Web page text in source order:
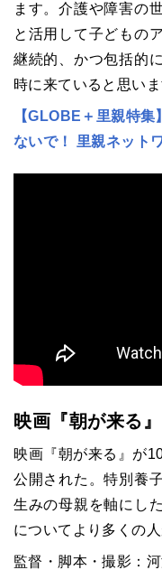
ます。介護や障害の
と活用して子どもの
継続的、かつ包括的
時に来ていると思いま
【GLOBE＋里親特
ないで！ 里親ネット
映画『朝が来る
映画『朝が来る』が
公開された。特別養
生みの母親を軸にし
についてより多くの
監督・脚本・撮影：